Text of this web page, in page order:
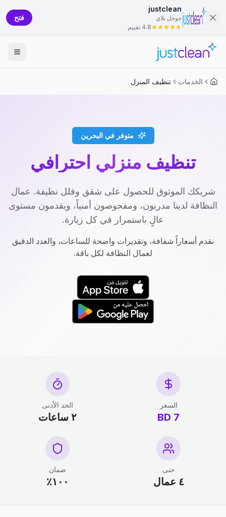
justclean
جوجل بلاي
4.8 تقييم
فتح
الخدمات تنظيف المنزل
متوفر في البحرين
تنظيف منزلي احترافي
شريكك الموثوق للحصول على شقق وفلل نظيفة. عمال
النظافة لدينا مدربون، ومفحوصون أمنياً، ويقدمون مستوى
عالٍ باستمرار في كل زيارة.
نقدم أسعاراً شفافة، وتقديرات واضحة للساعات، والعدد الدقيق
لعمال النظافة لكل باقة.
السعر
7 BD
الحد الأدنى
٢ ساعات
حتى
٤ عمال
ضمان
١٠٠٪